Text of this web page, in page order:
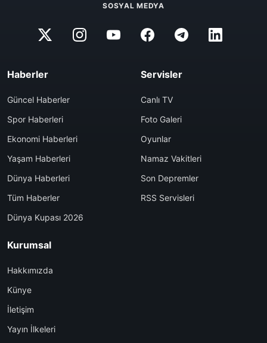
SOSYAL MEDYA
Haberler
Güncel Haberler
Spor Haberleri
Ekonomi Haberleri
Yaşam Haberleri
Dünya Haberleri
Tüm Haberler
Dünya Kupası 2026
Servisler
Canlı TV
Foto Galeri
Oyunlar
Namaz Vakitleri
Son Depremler
RSS Servisleri
Kurumsal
Hakkımızda
Künye
İletişim
Yayın İlkeleri